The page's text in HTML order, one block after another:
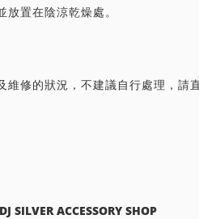
置在陰涼乾燥處。
修的狀況，不建議自行處理，請
SILVER ACCESSORY SHOP